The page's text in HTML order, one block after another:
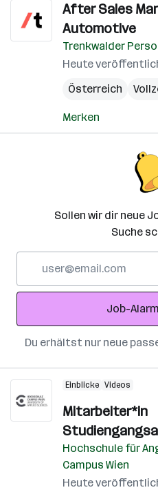
After Sales
Automotive
Trenkwalder
Heute
Österreich
Merken
Sollen wir dir neue
Suche
Adresse
Job-
Du erhältst nur neue
Einblicke Videos
Mitarbeiter*in
Hochschule für
Campus Wien
Heute